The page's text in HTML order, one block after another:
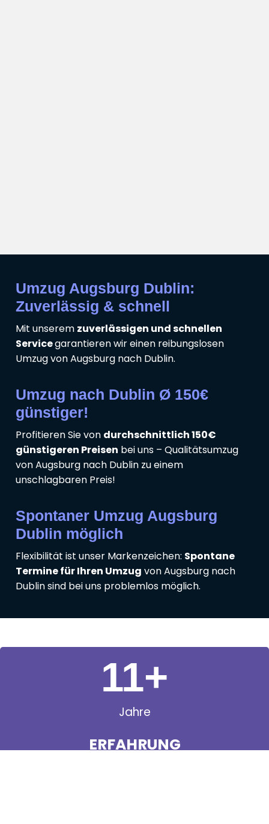
Umzug Augsburg Dublin:
Zuverlässig & schnell
Mit unserem zuverlässigen und schnellen
Servicegarantieren wir einen reibungslosen
Umzug von Augsburg nach Dublin.
Umzug nach Dublin Ø 150€
günstiger!
Profitieren Sie von durchschnittlich 150€
günstigeren Preisen bei uns – Qualitätsumzug
von Augsburg nach Dublin zu einem
unschlagbaren Preis!
Spontaner Umzug Augsburg
Dublin möglich
Flexibilität ist unser Markenzeichen: Spontane
Termine für Ihren Umzug von Augsburg nach
Dublin sind bei uns problemlos möglich.
Jahre
ERFAHRUNG
11+